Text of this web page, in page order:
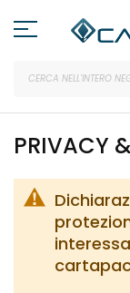
al
contenuto
PRIVACY